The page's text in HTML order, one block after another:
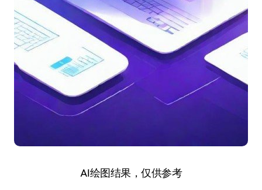
AI绘图结果，仅供参考